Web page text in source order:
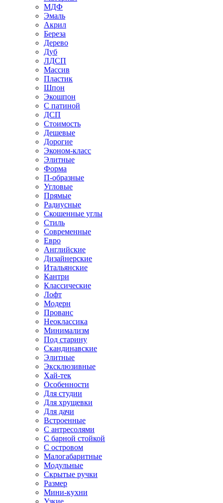
МДФ
Эмаль
Акрил
Береза
Дерево
Дуб
ЛДСП
Массив
Пластик
Шпон
Экошпон
С патиной
ДСП
Стоимость
Дешевые
Дорогие
Эконом-класс
Элитные
Форма
П-образные
Угловые
Прямые
Радиусные
Скошенные углы
Стиль
Современные
Евро
Английские
Дизайнерские
Итальянские
Кантри
Классические
Лофт
Модерн
Прованс
Неоклассика
Минимализм
Под старину
Скандинавские
Элитные
Эксклюзивные
Хай-тек
Особенности
Для студии
Для хрущевки
Для дачи
Встроенные
С антресолями
С барной стойкой
С островом
Малогабаритные
Модульные
Скрытые ручки
Размер
Мини-кухни
Узкие